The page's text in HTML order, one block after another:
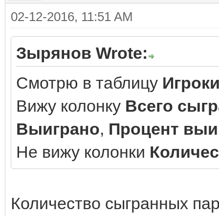
02-12-2016, 11:51 AM
Зырянов Wrote:
Смотрю в таблицу
Вижу колонку Всего
Выиграно, Процент
Не вижу колонки
Количество сыгранных